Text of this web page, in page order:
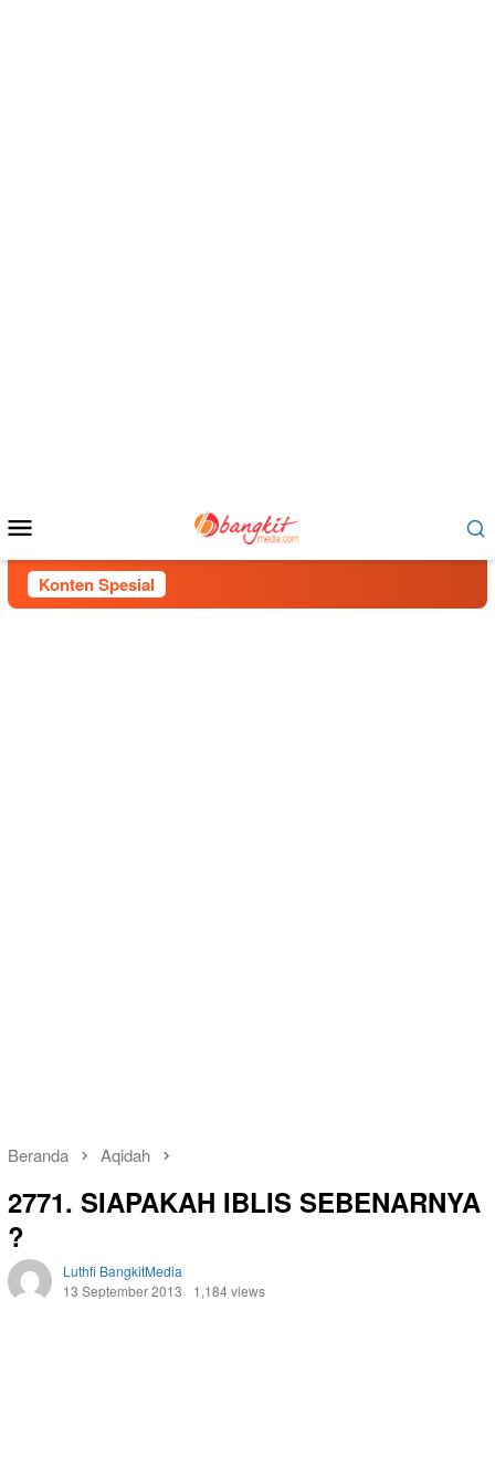
Mobile
Konten Spesial
Beranda Aqidah
2771. SIAPAKAH IBLIS SEBENARNYA
?
Luthfi BangkitMedia
13 September 2013
1,184 views